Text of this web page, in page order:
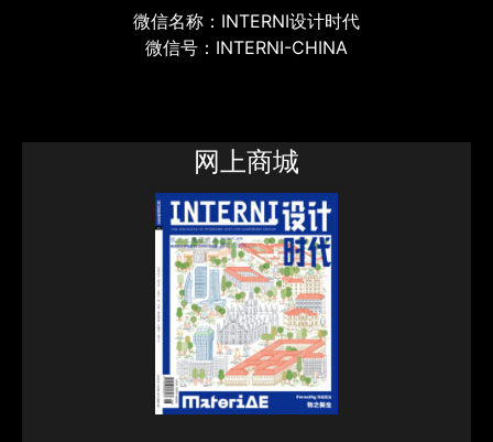
微信名称：INTERNI设计时代
微信号：INTERNI-CHINA
网上商城